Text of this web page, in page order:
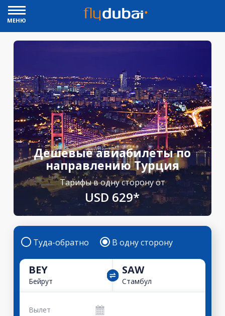
МЕНЮ
Дешевые авиабилеты по
направлению Турция
Тарифы в одну сторону от
USD 629*
Туда-обратно В одну сторону
BEY
Бейрут
SAW
Стамбул
Вылет